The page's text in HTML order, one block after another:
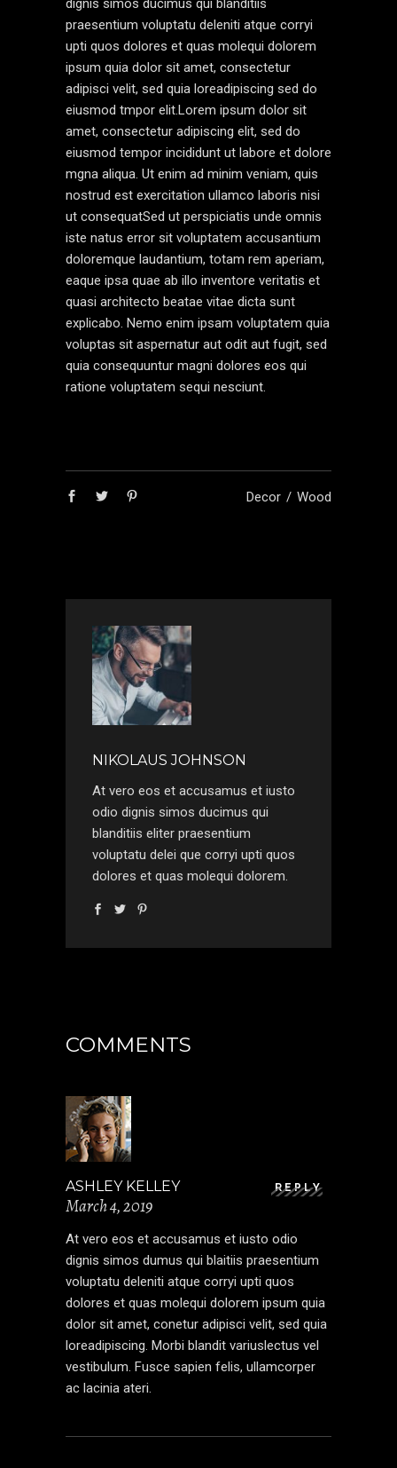
dignis simos ducimus qui blanditiis
praesentium voluptatu deleniti atque corryi
upti quos dolores et quas molequi dolorem
ipsum quia dolor sit amet, consectetur
adipisci velit, sed quia loreadipiscing sed do
eiusmod tmpor elit.Lorem ipsum dolor sit
amet, consectetur adipiscing elit, sed do
eiusmod tempor incididunt ut labore et dolore
mgna aliqua. Ut enim ad minim veniam, quis
nostrud est exercitation ullamco laboris nisi
ut consequatSed ut perspiciatis unde omnis
iste natus error sit voluptatem accusantium
doloremque laudantium, totam rem aperiam,
eaque ipsa quae ab illo inventore veritatis et
quasi architecto beatae vitae dicta sunt
explicabo. Nemo enim ipsam voluptatem quia
voluptas sit aspernatur aut odit aut fugit, sed
quia consequuntur magni dolores eos qui
ratione voluptatem sequi nesciunt.
Decor Wood
NIKOLAUS JOHNSON
At vero eos et accusamus et iusto
odio dignis simos ducimus qui
blanditiis eliter praesentium
voluptatu delei que corryi upti quos
dolores et quas molequi dolorem.
COMMENTS
ASHLEY KELLEY
March 4, 2019
REPLY
At vero eos et accusamus et iusto odio
dignis simos dumus qui blaitiis praesentium
voluptatu deleniti atque corryi upti quos
dolores et quas molequi dolorem ipsum quia
dolor sit amet, conetur adipisci velit, sed quia
loreadipiscing. Morbi blandit variuslectus vel
vestibulum. Fusce sapien felis, ullamcorper
ac lacinia ateri.